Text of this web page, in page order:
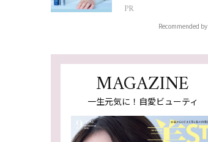
PR
Recommended by
MAGAZINE
一生元気に！自愛ビューティ